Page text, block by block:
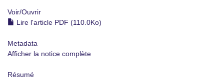
Voir/Ouvrir
Lire l'article PDF (110.0Ko)
Metadata
Afficher la notice complète
Résumé